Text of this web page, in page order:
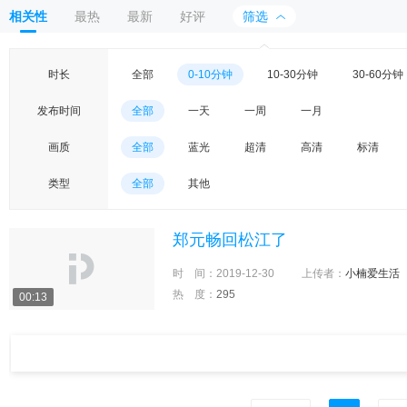
相关性 最热 最新 好评 筛选
时长 全部 0-10分钟 10-30分钟 30-60分钟
发布时间 全部 一天 一周 一月
画质 全部 蓝光 超清 高清 标清
类型 全部 其他
00:13
郑元畅回松江了
时 间： 2019-12-30 上传者： 小楠爱生活
热 度： 295